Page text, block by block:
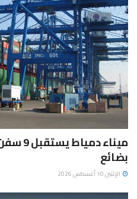
بضائع
الإثنين 10 أغسطس 2026